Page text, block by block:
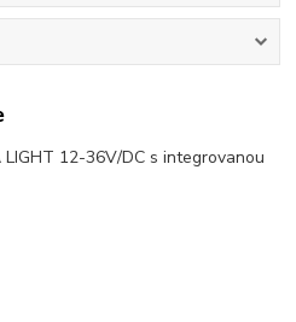
12-36V/DC s integrovanou